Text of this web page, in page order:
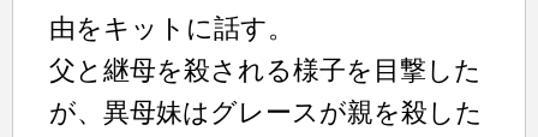
由をキットに話す。
父と継母を殺される様子を目撃した
が、異母妹はグレースが親を殺した